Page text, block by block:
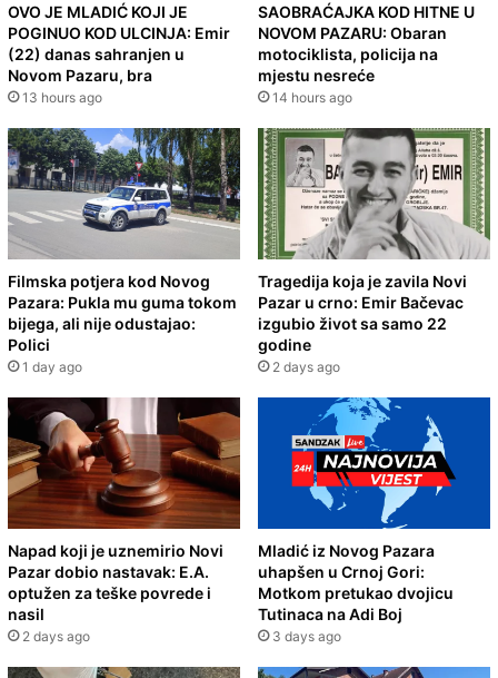
OVO JE MLADIĆ KOJI JE
POGINUO KOD ULCINJA: Emir
(22) danas sahranjen u
Novom Pazaru, bra
13 hours ago
SAOBRAĆAJKA KOD HITNE U
NOVOM PAZARU: Obaran
motociklista, policija na
mjestu nesreće
14 hours ago
Filmska potjera kod Novog
Pazara: Pukla mu guma tokom
bijega, ali nije odustajao:
Polici
1 day ago
Tragedija koja je zavila Novi
Pazar u crno: Emir Bačevac
izgubio život sa samo 22
godine
2 days ago
Napad koji je uznemirio Novi
Pazar dobio nastavak: E.A.
optužen za teške povrede i
nasil
2 days ago
Mladić iz Novog Pazara
uhapšen u Crnoj Gori:
Motkom pretukao dvojicu
Tutinaca na Adi Boj
3 days ago